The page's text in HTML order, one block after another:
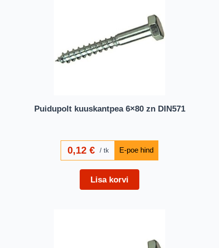
Puidupolt kuuskantpea 6×80 zn DIN571
0,12€ tk
Lisa korvi